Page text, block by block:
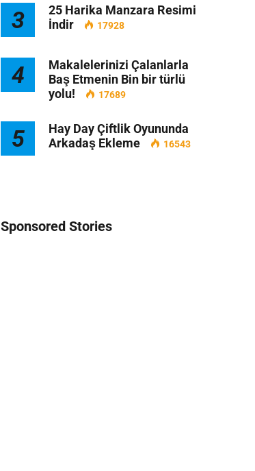
3
25 Harika Manzara Resimi
İndir
17928
4
Makalelerinizi Çalanlarla
Baş Etmenin Bin bir türlü
yolu!
17689
5
Hay Day Çiftlik Oyununda
Arkadaş Ekleme
16543
Sponsored Stories